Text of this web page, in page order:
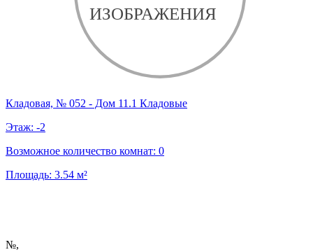
Кладовая, № 052 - Дом 11.1 Кладовые
Этаж: -2
Возможное количество комнат: 0
Площадь: 3.54 м²
№,